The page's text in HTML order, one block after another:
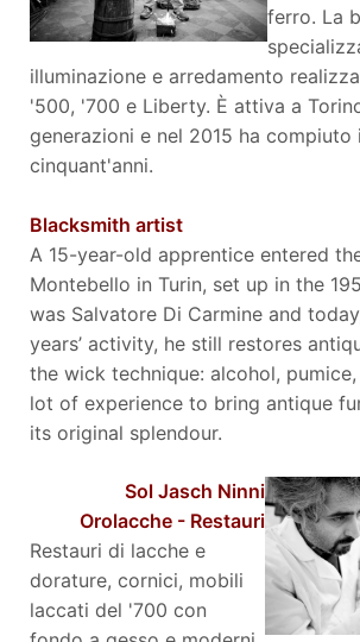
ferro. La
illuminazione e arredamento
'500, '700 e Liberty. È attiva a
generazioni e nel 2015 ha compiuto
cinquant'anni.
Blacksmith artist
A 15-year-old apprentice entered
Montebello in Turin, set up in the
was Salvatore Di Carmine and
years’ activity, he still restores
the wick technique: alcohol,
lot of experience to bring antique
its original splendour.
Sol Jasch Ninni
Orolacche - Restauri
Restauri di lacche e
dorature, cornici, mobili
laccati del '700 con